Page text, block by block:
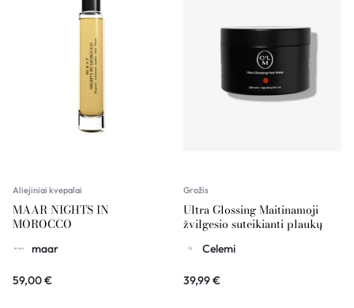
Aliejiniai kvepalai
MAAR NIGHTS IN
MOROCCO
maar
59,00€
Grožis
Ultra Glossing Maitinamoji
žvilgesio suteikianti plaukų
200ml CELEMI
Celemi
39,99€